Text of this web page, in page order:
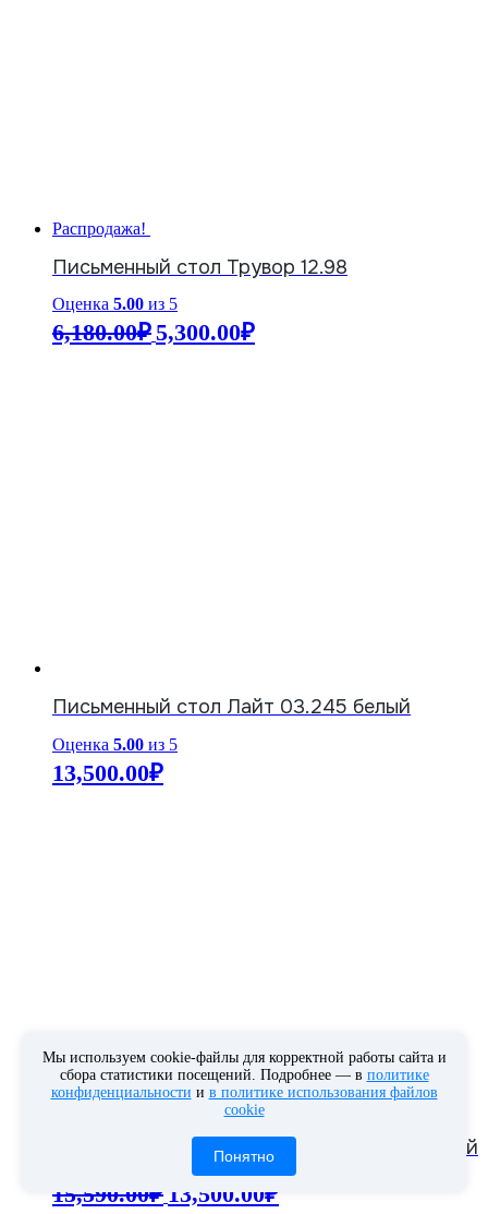
Распродажа!
Письменный стол Трувор 12.98
Оценка 5.00 из 5
6,180.00₽ Первоначальная
цена
5,300.00₽Текущая
цена:
Письменный стол Лайт 03.245 белый
Оценка 5.00 из 5
13,500.00₽
Письменный стол Лайт 03.245 темно-серый
15,590.00₽цена
13,500.00₽цена:
Мы используем cookie‑файлы для корректной работы сайта и
сбора статистики посещений. Подробнее — в политике
конфиденциальности и в политике использования файлов
cookie
Понятно